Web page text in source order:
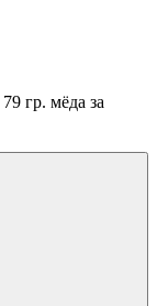
79 гр. мёда за